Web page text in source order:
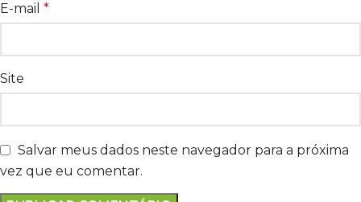
E-mail *
Site
Salvar meus dados neste navegador para a próxima
vez que eu comentar.